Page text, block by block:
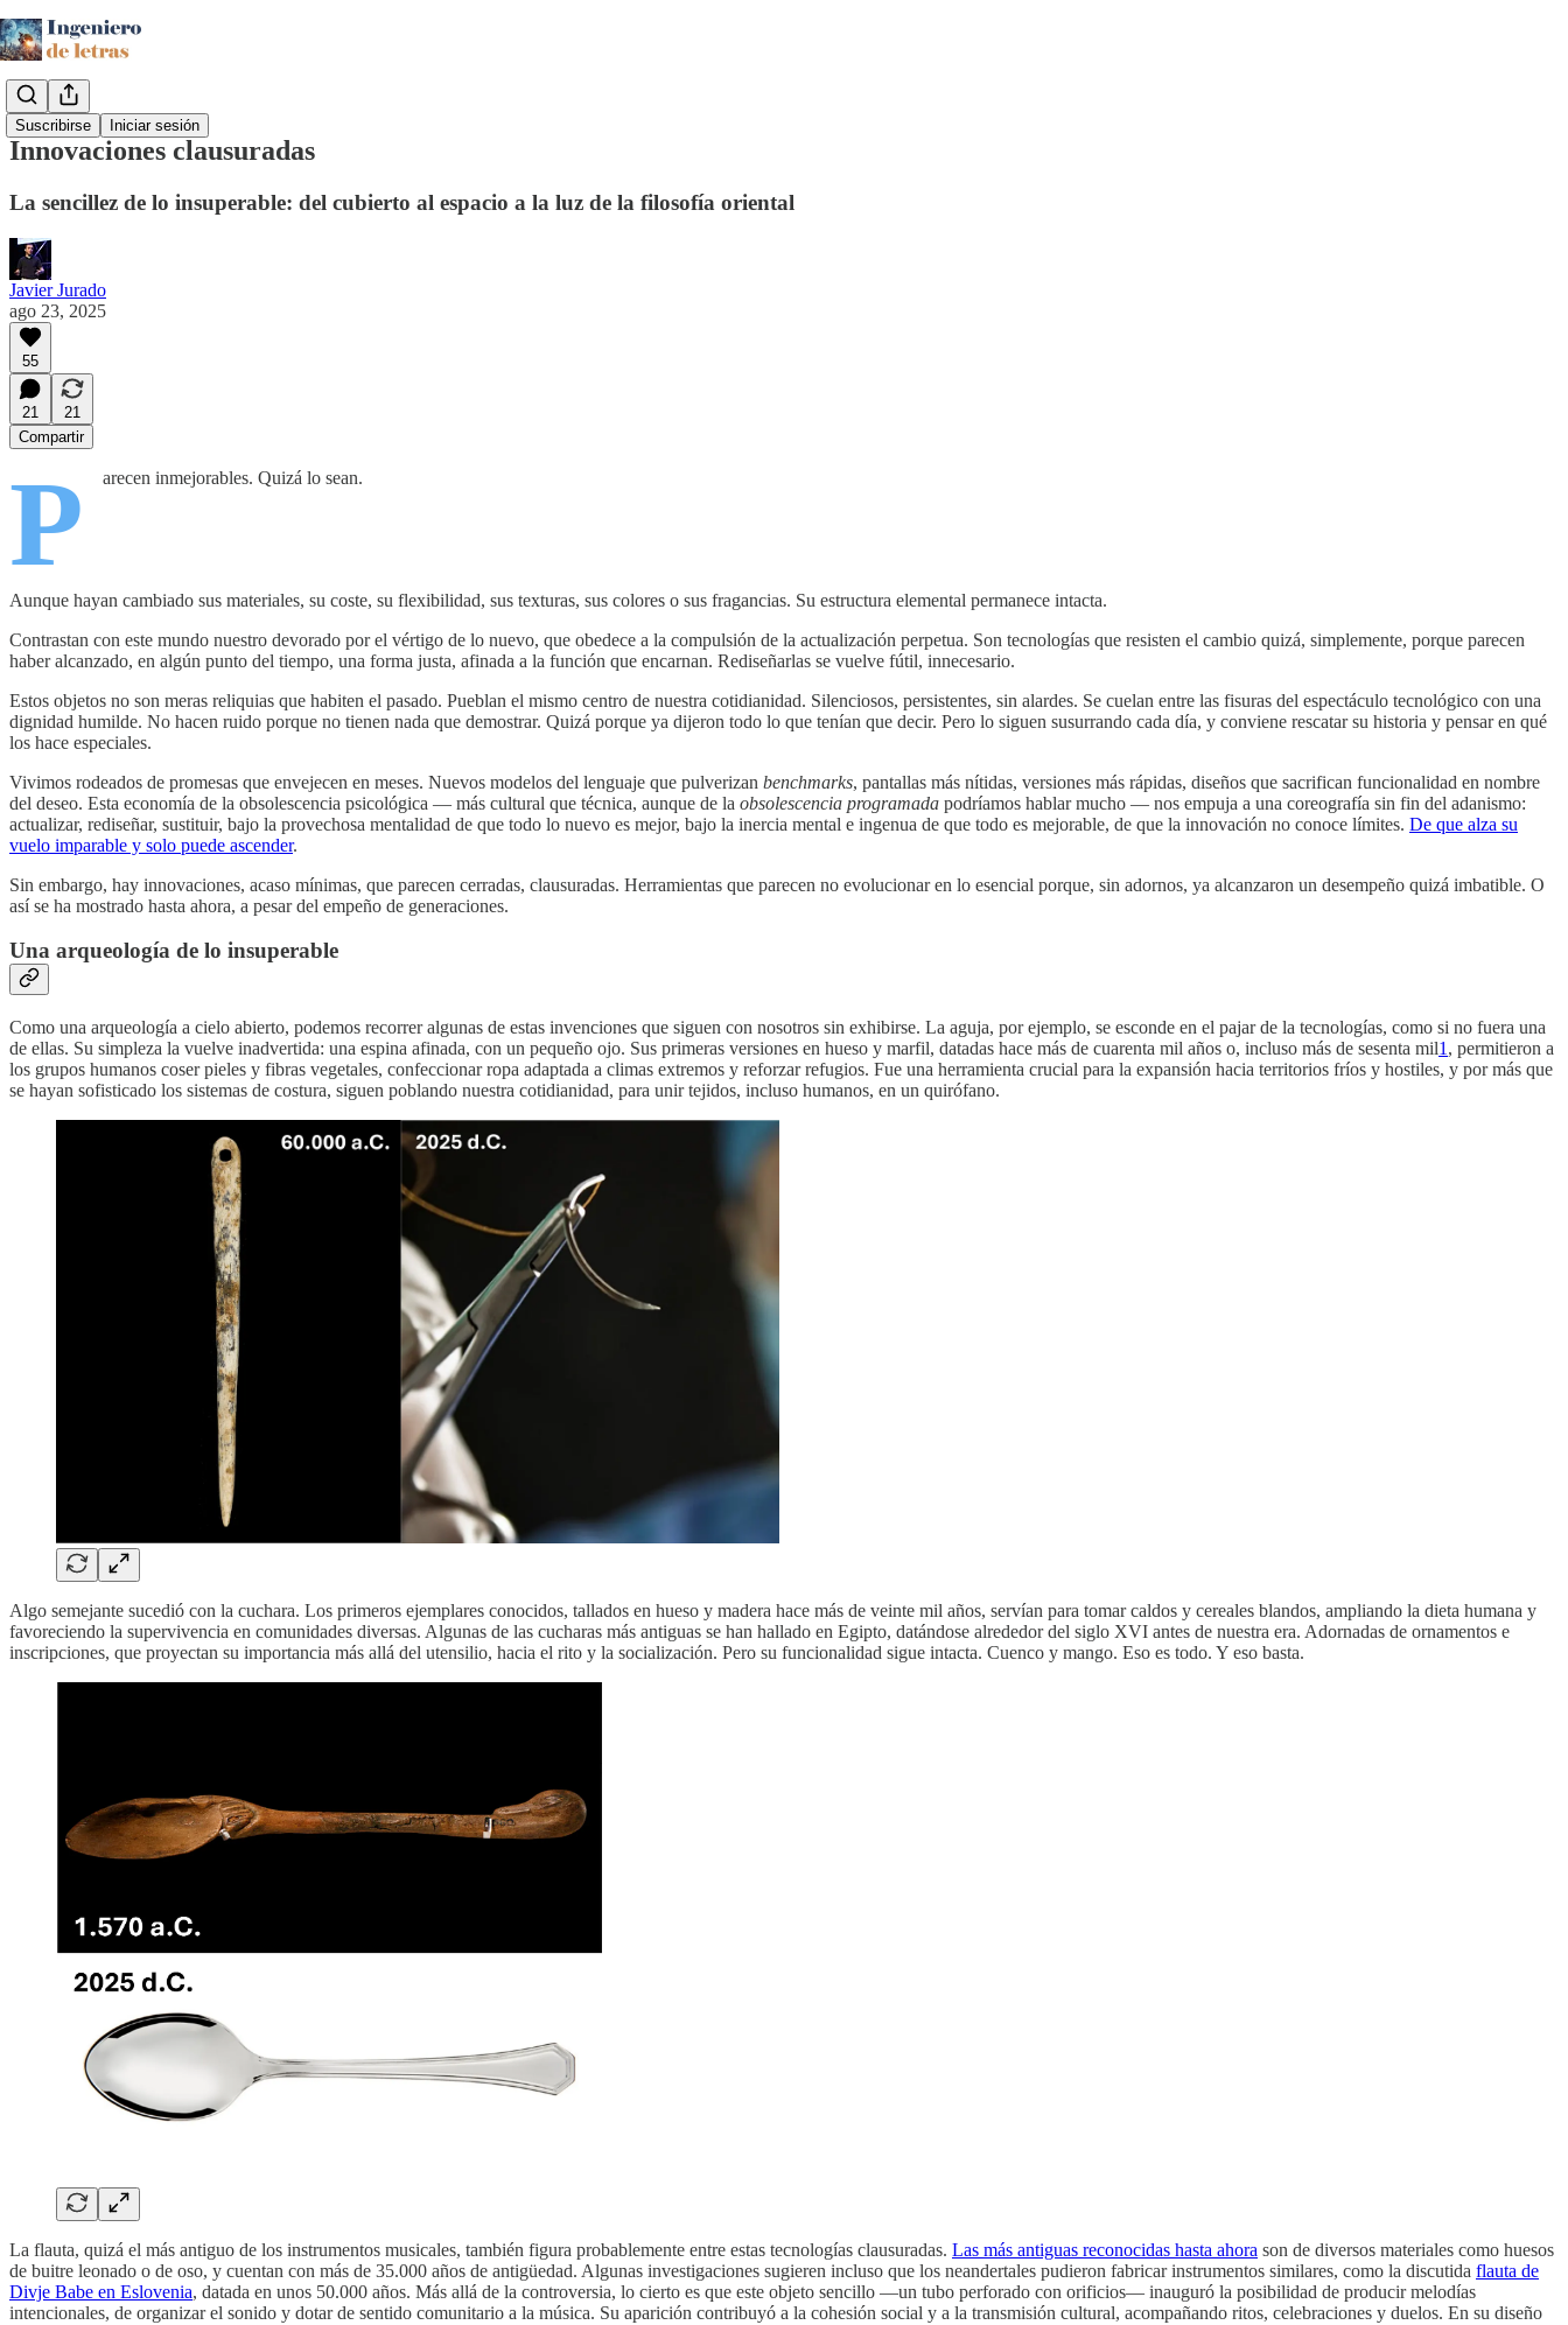
Suscribirse Iniciar sesión
Innovaciones clausuradas
La sencillez de lo insuperable: del cubierto al espacio a la luz de la filosofía oriental
Javier Jurado
ago 23, 2025
55
21
21
Compartir
P arecen inmejorables. Quizá lo sean.
Aunque hayan cambiado sus materiales, su coste, su flexibilidad, sus texturas, sus colores o sus fragancias. Su estructura elemental permanece intacta.
Contrastan con este mundo nuestro devorado por el vértigo de lo nuevo, que obedece a la compulsión de la actualización perpetua. Son tecnologías que resisten el cambio quizá, simplemente, porque parecen
haber alcanzado, en algún punto del tiempo, una forma justa, afinada a la función que encarnan. Rediseñarlas se vuelve fútil, innecesario.
Estos objetos no son meras reliquias que habiten el pasado. Pueblan el mismo centro de nuestra cotidianidad. Silenciosos, persistentes, sin alardes. Se cuelan entre las fisuras del espectáculo tecnológico con una
dignidad humilde. No hacen ruido porque no tienen nada que demostrar. Quizá porque ya dijeron todo lo que tenían que decir. Pero lo siguen susurrando cada día, y conviene rescatar su historia y pensar en qué
los hace especiales.
Vivimos rodeados de promesas que envejecen en meses. Nuevos modelos del lenguaje que pulverizan benchmarks, pantallas más nítidas, versiones más rápidas, diseños que sacrifican funcionalidad en nombre
del deseo. Esta economía de la obsolescencia psicológica — más cultural que técnica, aunque de la obsolescencia programada podríamos hablar mucho — nos empuja a una coreografía sin fin del adanismo:
actualizar, rediseñar, sustituir, bajo la provechosa mentalidad de que todo lo nuevo es mejor, bajo la inercia mental e ingenua de que todo es mejorable, de que la innovación no conoce límites. De que alza su
vuelo imparable y solo puede ascender.
Sin embargo, hay innovaciones, acaso mínimas, que parecen cerradas, clausuradas. Herramientas que parecen no evolucionar en lo esencial porque, sin adornos, ya alcanzaron un desempeño quizá imbatible. O
así se ha mostrado hasta ahora, a pesar del empeño de generaciones.
Una arqueología de lo insuperable
Como una arqueología a cielo abierto, podemos recorrer algunas de estas invenciones que siguen con nosotros sin exhibirse. La aguja, por ejemplo, se esconde en el pajar de la tecnologías, como si no fuera una
de ellas. Su simpleza la vuelve inadvertida: una espina afinada, con un pequeño ojo. Sus primeras versiones en hueso y marfil, datadas hace más de cuarenta mil años o, incluso más de sesenta mil1 , permitieron a
los grupos humanos coser pieles y fibras vegetales, confeccionar ropa adaptada a climas extremos y reforzar refugios. Fue una herramienta crucial para la expansión hacia territorios fríos y hostiles, y por más que
se hayan sofisticado los sistemas de costura, siguen poblando nuestra cotidianidad, para unir tejidos, incluso humanos, en un quirófano.
Algo semejante sucedió con la cuchara. Los primeros ejemplares conocidos, tallados en hueso y madera hace más de veinte mil años, servían para tomar caldos y cereales blandos, ampliando la dieta humana y
favoreciendo la supervivencia en comunidades diversas. Algunas de las cucharas más antiguas se han hallado en Egipto, datándose alrededor del siglo XVI antes de nuestra era. Adornadas de ornamentos e
inscripciones, que proyectan su importancia más allá del utensilio, hacia el rito y la socialización. Pero su funcionalidad sigue intacta. Cuenco y mango. Eso es todo. Y eso basta.
La flauta, quizá el más antiguo de los instrumentos musicales, también figura probablemente entre estas tecnologías clausuradas. Las más antiguas reconocidas hasta ahora son de diversos materiales como huesos
de buitre leonado o de oso, y cuentan con más de 35.000 años de antigüedad. Algunas investigaciones sugieren incluso que los neandertales pudieron fabricar instrumentos similares, como la discutida flauta de
Divje Babe en Eslovenia, datada en unos 50.000 años. Más allá de la controversia, lo cierto es que este objeto sencillo —un tubo perforado con orificios— inauguró la posibilidad de producir melodías
intencionales, de organizar el sonido y dotar de sentido comunitario a la música. Su aparición contribuyó a la cohesión social y a la transmisión cultural, acompañando ritos, celebraciones y duelos. En su diseño